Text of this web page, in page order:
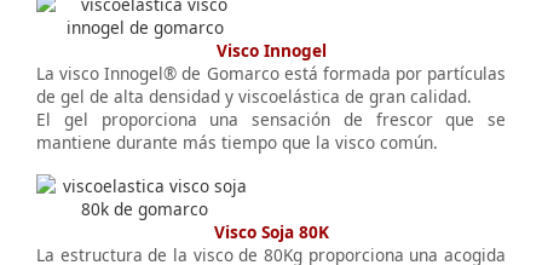
Visco Innogel
La visco Innogel® de Gomarco está formada por partículas
de gel de alta densidad y viscoelástica de gran calidad.
El gel proporciona una sensación de frescor que se
mantiene durante más tiempo que la visco común.
Visco Soja 80K
La estructura de la visco de 80Kg proporciona una acogida